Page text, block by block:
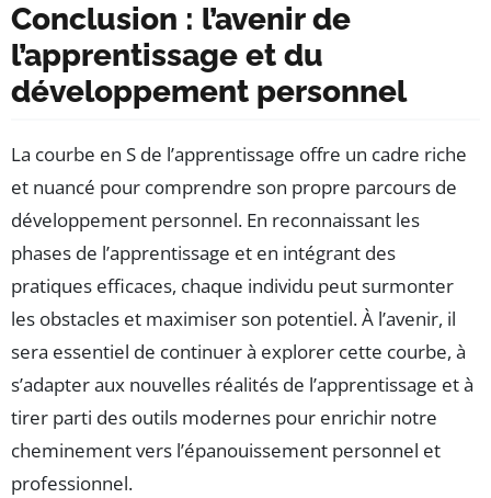
Conclusion : l’avenir de
l’apprentissage et du
développement personnel
La courbe en S de l’apprentissage offre un cadre riche
et nuancé pour comprendre son propre parcours de
développement personnel. En reconnaissant les
phases de l’apprentissage et en intégrant des
pratiques efficaces, chaque individu peut surmonter
les obstacles et maximiser son potentiel. À l’avenir, il
sera essentiel de continuer à explorer cette courbe, à
s’adapter aux nouvelles réalités de l’apprentissage et à
tirer parti des outils modernes pour enrichir notre
cheminement vers l’épanouissement personnel et
professionnel.